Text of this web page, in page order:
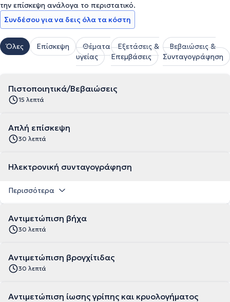
την επίσκεψη ανάλογα το περιστατικό.
Συνδέσου για να δεις όλα τα κόστη
Όλες Επίσκεψη
Θέματα
υγείας
Εξετάσεις &
Επεμβάσεις
Βεβαιώσεις &
Συνταγογράφηση
Πιστοποιητικά/Βεβαιώσεις
15 λεπτά
Απλή επίσκεψη
30 λεπτά
Ηλεκτρονική συνταγογράφηση
Περισσότερα
Αντιμετώπιση βήχα
30 λεπτά
Αντιμετώπιση βρογχίτιδας
30 λεπτά
Αντιμετώπιση ίωσης γρίπης και κρυολογήματος